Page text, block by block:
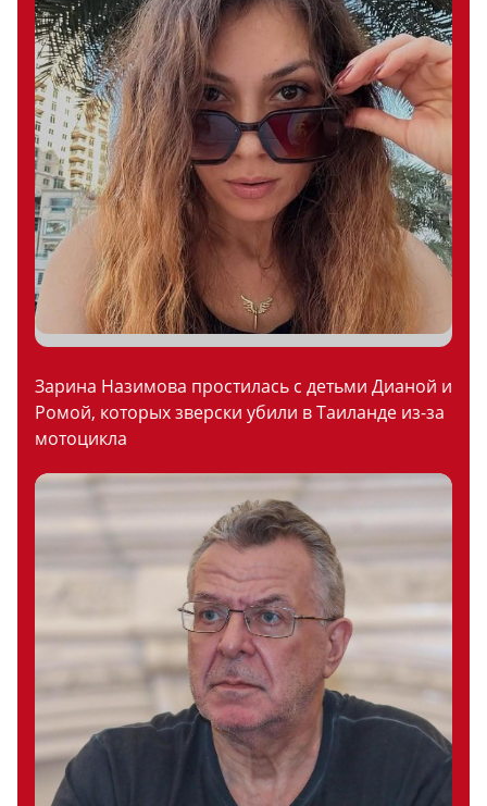
Зарина Назимова простилась с детьми Дианой и
Ромой, которых зверски убили в Таиланде из-за
мотоцикла